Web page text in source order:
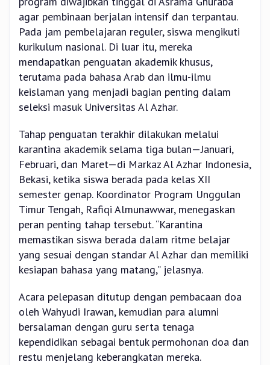
agar pembinaan berjalan intensif dan terpantau.
Pada jam pembelajaran reguler, siswa mengikuti
kurikulum nasional. Di luar itu, mereka
mendapatkan penguatan akademik khusus,
terutama pada bahasa Arab dan ilmu-ilmu
keislaman yang menjadi bagian penting dalam
seleksi masuk Universitas Al Azhar.
Tahap penguatan terakhir dilakukan melalui
karantina akademik selama tiga bulan—Januari,
Februari, dan Maret—di Markaz Al Azhar Indonesia,
Bekasi, ketika siswa berada pada kelas XII
semester genap. Koordinator Program Unggulan
Timur Tengah, Rafiqi Almunawwar, menegaskan
peran penting tahap tersebut. “Karantina
memastikan siswa berada dalam ritme belajar
yang sesuai dengan standar Al Azhar dan memiliki
kesiapan bahasa yang matang,” jelasnya.
Acara pelepasan ditutup dengan pembacaan doa
oleh Wahyudi Irawan, kemudian para alumni
bersalaman dengan guru serta tenaga
kependidikan sebagai bentuk permohonan doa dan
restu menjelang keberangkatan mereka.